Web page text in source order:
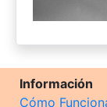
Información
Cómo